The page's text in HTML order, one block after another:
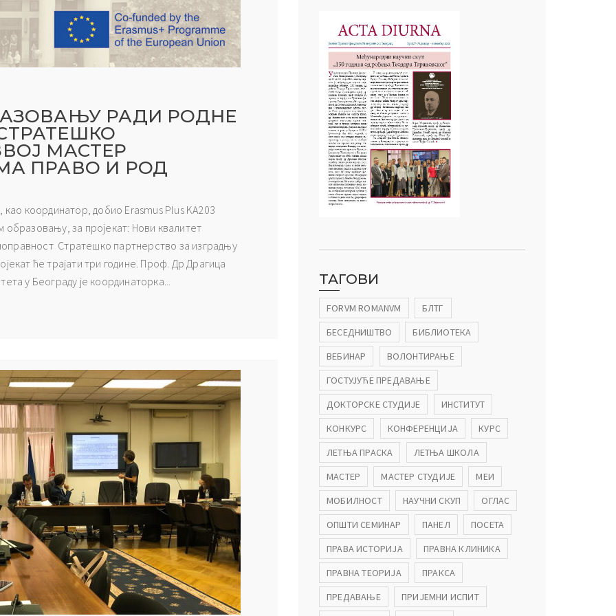
РАДИ РОДНЕ
МАСТЕР
ПРАВО И РОД
координатор, добио Erasmus Plus KA203
за пројекат: Нови квалитет
Стратешко партнерство за изградњу
ће трајати три године. Проф. Др Драгица
у Београду је координаторка...
ТАГОВИ
FORVM ROMANVM
БЛТГ
БЕСЕДНИШТВО
БИБЛИОТЕКА
ВЕБИНАР
ВОЛОНТИРАЊЕ
ГОСТУЈУЋЕ ПРЕДАВАЊЕ
ДОКТОРСКЕ СТУДИЈЕ
ИНСТИТУТ
КОНКУРС
КОНФЕРЕНЦИЈА
КУРС
ЛЕТЊА ПРАСКА
ЛЕТЊА ШКОЛА
МАСТЕР
МАСТЕР СТУДИЈЕ
МЕИ
МОБИЛНОСТ
НАУЧНИ СКУП
ОГЛАС
ОПШТИ СЕМИНАР
ПАНЕЛ
ПОСЕТА
ПРАВА ИСТОРИЈА
ПРАВНА КЛИНИКА
ПРАВНА ТЕОРИЈА
ПРАКСА
ПРЕДАВАЊЕ
ПРИЈЕМНИ ИСПИТ